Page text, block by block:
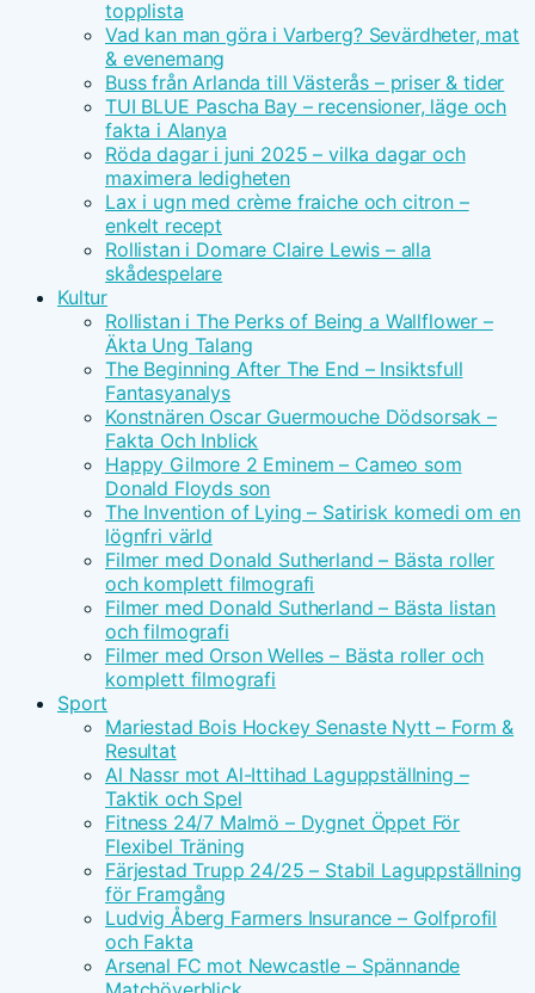
topplista
Vad kan man göra i Varberg? Sevärdheter, mat
& evenemang
Buss från Arlanda till Västerås – priser & tider
TUI BLUE Pascha Bay – recensioner, läge och
fakta i Alanya
Röda dagar i juni 2025 – vilka dagar och
maximera ledigheten
Lax i ugn med crème fraiche och citron –
enkelt recept
Rollistan i Domare Claire Lewis – alla
skådespelare
Kultur
Rollistan i The Perks of Being a Wallflower –
Äkta Ung Talang
The Beginning After The End – Insiktsfull
Fantasyanalys
Konstnären Oscar Guermouche Dödsorsak –
Fakta Och Inblick
Happy Gilmore 2 Eminem – Cameo som
Donald Floyds son
The Invention of Lying – Satirisk komedi om en
lögnfri värld
Filmer med Donald Sutherland – Bästa roller
och komplett filmografi
Filmer med Donald Sutherland – Bästa listan
och filmografi
Filmer med Orson Welles – Bästa roller och
komplett filmografi
Sport
Mariestad Bois Hockey Senaste Nytt – Form &
Resultat
Al Nassr mot Al-Ittihad Laguppställning –
Taktik och Spel
Fitness 24/7 Malmö – Dygnet Öppet För
Flexibel Träning
Färjestad Trupp 24/25 – Stabil Laguppställning
för Framgång
Ludvig Åberg Farmers Insurance – Golfprofil
och Fakta
Arsenal FC mot Newcastle – Spännande